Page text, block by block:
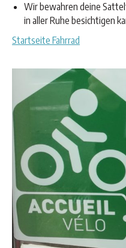
Wir bewahren deine
in aller Ruhe besichtigen
Startseite Fahrrad